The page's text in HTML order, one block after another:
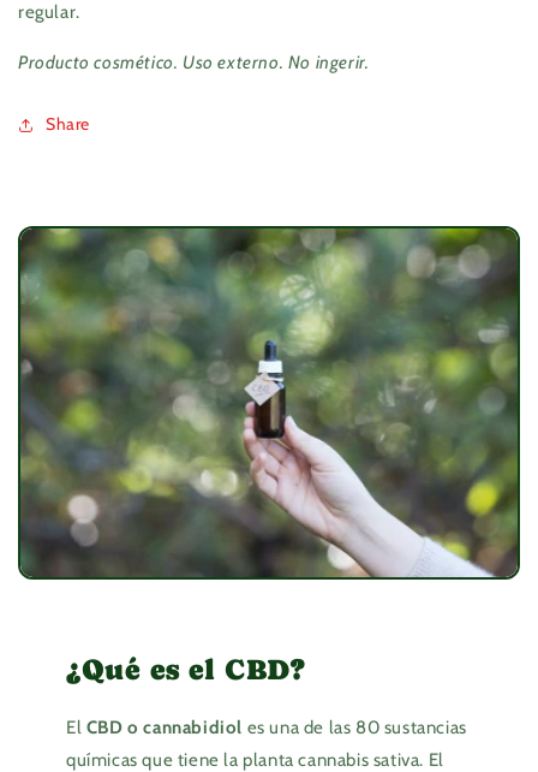
regular.
Producto cosmético. Uso externo. No ingerir.
Share
¿Qué es el CBD?
El CBD o cannabidiol es una de las 80 sustancias
químicas que tiene la planta cannabis sativa. El